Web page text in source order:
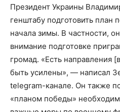
Президент Украины
генштабу подготовить план
начала зимы. В частности,
внимание подготовке
громад. «Есть направления
быть усилены», — написал
telegram-канале. Он также
«планом победы»